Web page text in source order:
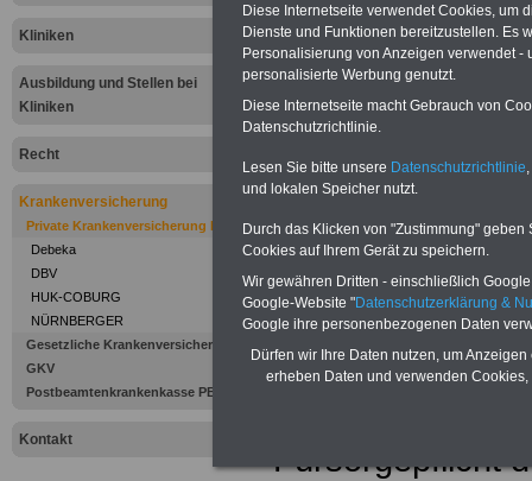
Kliniken
Ausbildung und Stellen bei
Kliniken
Recht
Krankenversicherung
Private Krankenversicherung PKV
Debeka
DBV
HUK-COBURG
NÜRNBERGER
Gesetzliche Krankenversicherung
GKV
Postbeamtenkrankenkasse PBeaKK
Kontakt
Zu Indikationen von A bis Z und
brauchen
Fürsorgepflicht
Diese Internetseite verwendet Cookies, um
Dienste und Funktionen bereitzustellen. Es
Personalisierung von Anzeigen verwendet
personalisierte Werbung genutzt.
Diese Internetseite macht Gebrauch von
Datenschutzrichtlinie.
Lesen Sie bitte unsere Datenschutzrichtlinie
und lokalen Speicher nutzt.
Durch das Klicken von "Zustimmung"
Cookies auf Ihrem Gerät zu speichern.
Wir gewähren Dritten - einschließlich
Google-Website "Datenschutzerklärung &
Google ihre personenbezogenen Daten
Dürfen wir Ihre Daten nutzen, um
erheben Daten und verwenden